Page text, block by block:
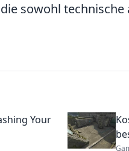
sowohl
Your